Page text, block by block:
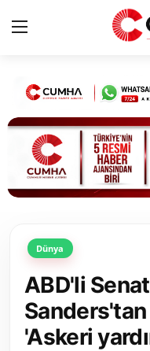
Kurumsal
Cumhurbaşkanlığı
Bakanlıklar
Siyasi Partiler
Yerel Yönetimler
Mülki İdare
Dünya
ABD'li
Sanders'tan
'Askeri